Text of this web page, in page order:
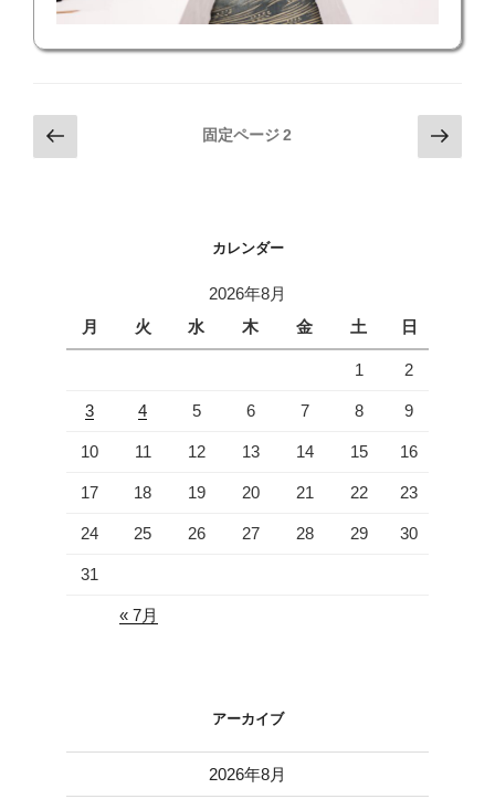
投
稿
前
の
固定ページ2
次
の
カレンダー
2026年8月
月
火 水 木 金 土 日
1 2
3 4 5 6 7 8 9
10 11 12 13 14 15 16
17 18 19 20 21 22 23
24 25 26 27 28 29 30
31
« 7月
アーカイブ
2026年8月